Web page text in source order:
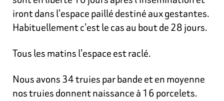
iront dans l’espace paillé destiné aux gestantes.
Habituellement c’est le cas au bout de 28 jours.
Tous les matins l’espace est raclé.
Nous avons 34 truies par bande et en moyenne
nos truies donnent naissance à 16 porcelets.